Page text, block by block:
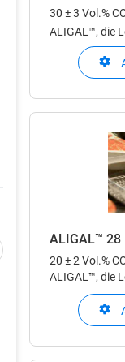
30 ± 3 Vol.%
ALIGAL™, die
für den
ALIGAL™ 28
20 ± 2 Vol.%
ALIGAL™, die
für den